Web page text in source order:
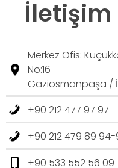
İletişim
Merkez Ofis:
No:16
Gaziosmanpaşa /
+90 212 477 97 97
+90 212 479 89
+90 533 552 56 09